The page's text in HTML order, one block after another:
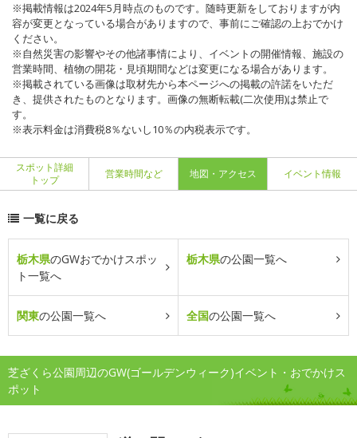
※掲載情報は2024年5月時点のものです。随時更新をしておりますが内
容が変更となっている場合がありますので、事前にご確認の上おでかけ
ください。
※自然災害の影響やその他諸事情により、イベントの開催情報、施設の
営業時間、植物の開花・見頃期間などは変更になる場合があります。
※掲載されている画像は取材先から本ページへの掲載の許諾をいただ
き、提供されたものとなります。画像の無断転載(二次使用)は禁止で
す。
※表示料金は消費税8％ないし10％の内税表示です。
スポット詳細
トップ
営業時間など 地図・アクセス イベント情報
一覧に戻る
栃木県のGWおでかけスポッ
ト一覧へ
栃木県の公園一覧へ
関東の公園一覧へ 全国の公園一覧へ
芝ざくら公園周辺のGW(ゴールデンウィーク)イベント・おでかけス
ポット